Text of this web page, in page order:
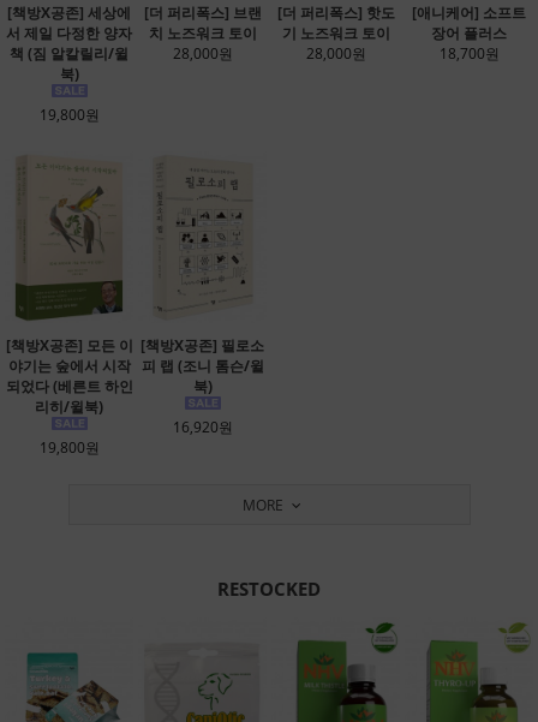
[책방X공존] 세상에
서 제일 다정한 양자
책 (짐 알칼릴리/윌
북)
19,800원
[더 퍼리폭스] 브랜
치 노즈워크 토이
28,000원
[더 퍼리폭스] 핫도
기 노즈워크 토이
28,000원
[애니케어] 소프트
장어 플러스
18,700원
[책방X공존] 모든 이
야기는 숲에서 시작
되었다 (베른트 하인
리히/윌북)
19,800원
[책방X공존] 필로소
피 랩 (조니 톰슨/윌
북)
16,920원
MORE
RESTOCKED